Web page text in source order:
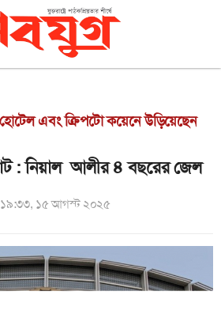
এবং ক্রিপটো কয়েনে উড়িয়েছেন
: নিয়াল আলীর ৪ বছরের জেল
১৯:৩৩, ১৫ আগস্ট ২০২৫